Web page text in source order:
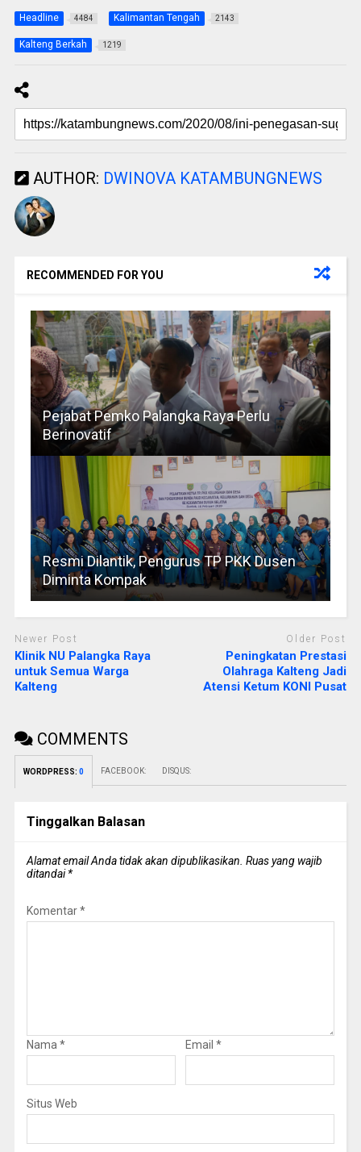
Headline 4484 Kalimantan Tengah 2143
Kalteng Berkah 1219
AUTHOR: DWINOVA KATAMBUNGNEWS
RECOMMENDED FOR YOU
Pejabat Pemko Palangka Raya Perlu
Berinovatif
Resmi Dilantik, Pengurus TP PKK Dusen
Diminta Kompak
Newer Post
Klinik NU Palangka Raya
untuk Semua Warga
Kalteng
Older Post
Peningkatan Prestasi
Olahraga Kalteng Jadi
Atensi Ketum KONI Pusat
COMMENTS
WORDPRESS: 0 FACEBOOK: DISQUS:
Tinggalkan Balasan
Alamat email Anda tidak akan dipublikasikan. Ruas yang wajib
ditandai*
Komentar*
Nama * Email *
Situs Web